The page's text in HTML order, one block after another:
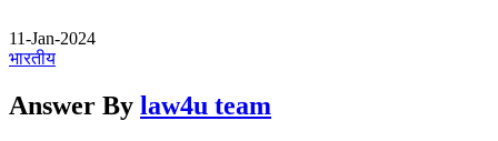
11-Jan-2024
भारतीय
Answer By law4u team